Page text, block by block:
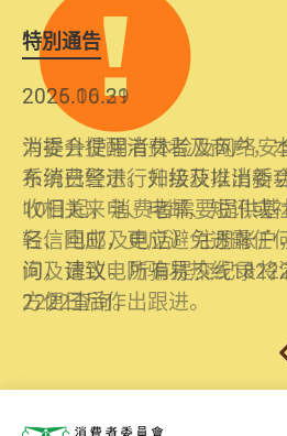
特別通告
2026.06.29
消委会提醒消费者及商户，
布消费警示。如接获以消委
收相关来电、电邮、短讯或
轻信回应，更应避免透露任
问，请致电防骗易热线
2222查询。
2025.10.31
为提升使用者体验及网络
系统已经进行升级及推出新
10日起，消费者需要提供
名、电邮及电话）注册帐
询及建议。所有提交纪录将
方便日后作出跟进。